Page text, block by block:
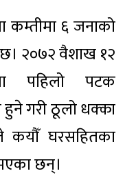
कम्तीमा ६ जनाको
२०७२ वैशाख १२
पहिलो पटक
हुने गरी ठूलो धक्का
घरसहितका
छन्।